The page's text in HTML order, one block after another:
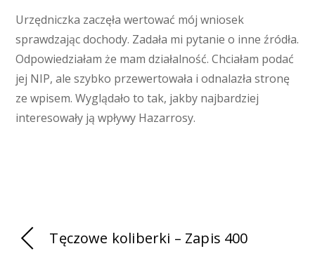
Urzędniczka zaczęła wertować mój wniosek
sprawdzając dochody. Zadała mi pytanie o inne źródła.
Odpowiedziałam że mam działalność. Chciałam podać
jej NIP, ale szybko przewertowała i odnalazła stronę
ze wpisem. Wyglądało to tak, jakby najbardziej
interesowały ją wpływy Hazarrosy.
Tęczowe koliberki – Zapis 400